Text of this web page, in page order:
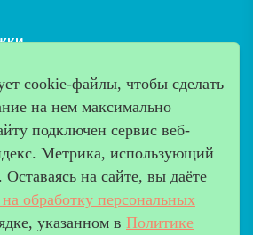
cookie-файлы, чтобы сделать
на нем максимально
подключен сервис веб-
Метрика, использующий
на сайте, вы даёте
на обработку персональных
указанном в Политике